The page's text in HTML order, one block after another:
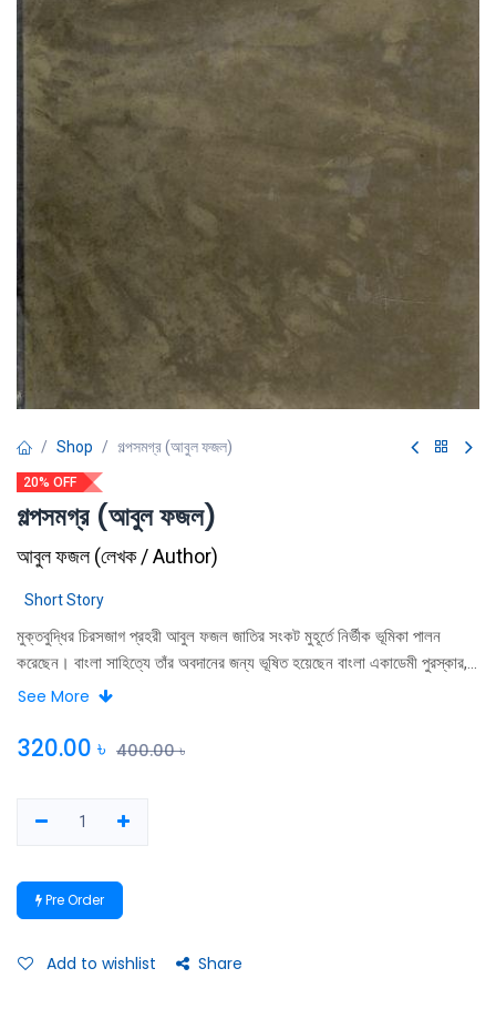
Shop গল্পসমগ্র (আবুল ফজল)
20% OFF
গল্পসমগ্র (আবুল ফজল)
আবুল ফজল(লেখক / Author)
Short Story
মুক্তবুদ্ধির চিরসজাগ প্রহরী আবুল ফজল জাতির সংকট মুহূর্তে নির্ভীক ভূমিকা পালন
করেছেন। বাংলা সাহিত্যে তাঁর অবদানের জন্য ভূষিত হয়েছেন বাংলা একাডেমী পুরস্কার,
রাষ্ট্রিয় সাহিত্য পুরস্কার ও সমকাল পুরস্কারে ।
See More
320.00 ৳ 400.00৳
Pre Order
Add to wishlist Share